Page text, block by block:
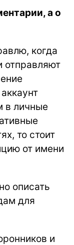
а о
когда
отправляют
в личные
то стоит
от имени
описать
для
и